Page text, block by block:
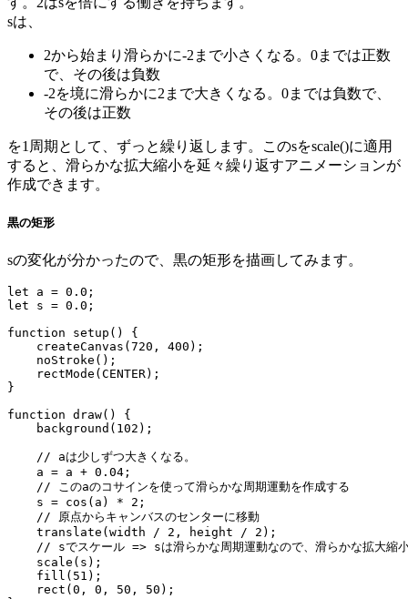
sは、
2から始まり滑らかに-2まで小さくなる。0までは正数
で、その後は負数
-2を境に滑らかに2まで大きくなる。0までは負数で、
その後は正数
を1周期として、ずっと繰り返します。このsをscale()に適用
すると、滑らかな拡大縮小を延々繰り返すアニメーションが
作成できます。
黒の矩形
sの変化が分かったので、黒の矩形を描画してみます。
let a = 0.0;
let s = 0.0;
function setup() {
    createCanvas(720, 400);
    noStroke();
    rectMode(CENTER);
}
function draw() {
    background(102);
    // aは少しずつ大きくなる。
    a = a + 0.04;
    // このaのコサインを使って滑らかな周期運動を作成する
    s = cos(a) * 2;
    // 原点からキャンバスのセンターに移動
    translate(width / 2, height / 2);
// sでスケール => sは滑らかな周期運動なので、滑らかな拡大縮
    scale(s);
    fill(51);
    rect(0, 0, 50, 50);